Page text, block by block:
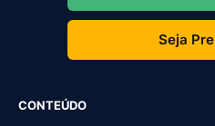
Seja
CONTEÚDO